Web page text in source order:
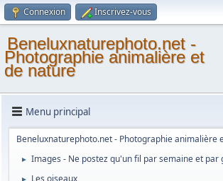
Connexion Inscrivez-vous
Beneluxnaturephoto.net -
Photographie animalière et
de nature
Menu principal
Beneluxnaturephoto.net - Photographie animalière
► Images - Ne postez qu'un fil par semaine et par
► Les oiseaux